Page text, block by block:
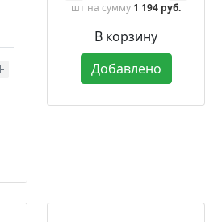
шт на сумму 1 194 руб.
В корзину
Добавлено